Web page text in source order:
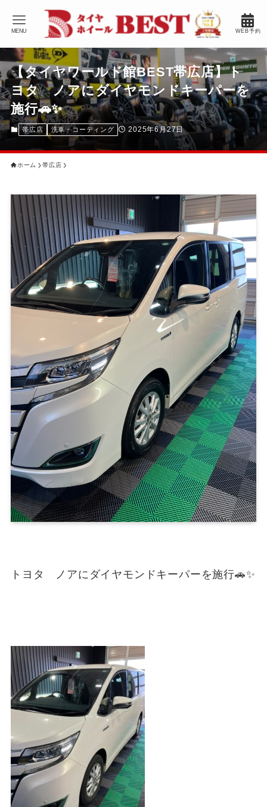
WEB予約
MENU
【タイヤワールド館BEST帯広店】ト
ヨタ ノアにダイヤモンドキーパーを
施行🚗✨
帯広店 洗車・コーティング 2025年6月27日
ホーム 帯広店
トヨタ ノアにダイヤモンドキーパーを施行🚗✨